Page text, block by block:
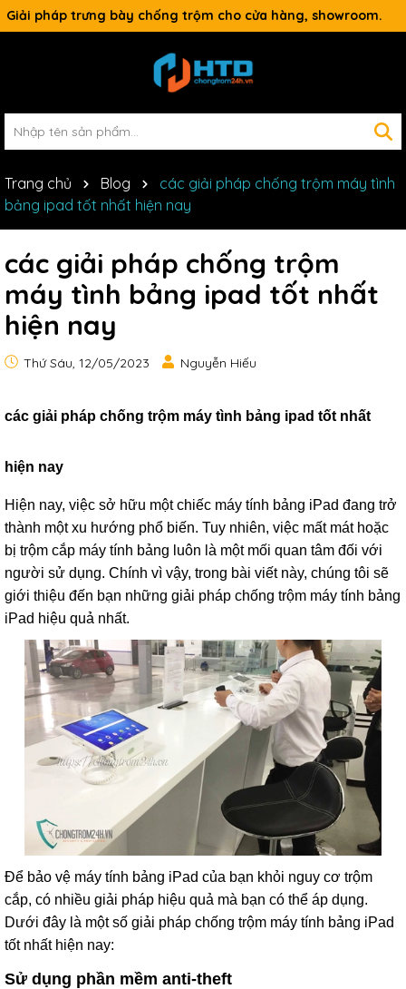
Giải pháp trưng bày chống trộm cho cửa hàng, showroom.
Trang chủ Blog
các giải pháp chống trộm máy tình
bảng ipad tốt nhất hiện nay
các giải pháp chống trộm
máy tình bảng ipad tốt nhất
hiện nay
Thứ Sáu, 12/05/2023 Nguyễn Hiếu
các giải pháp chống trộm máy tình bảng ipad tốt nhất
hiện nay
Hiện nay, việc sở hữu một chiếc máy tính bảng iPad đang trở
thành một xu hướng phổ biến. Tuy nhiên, việc mất mát hoặc
bị trộm cắp máy tính bảng luôn là một mối quan tâm đối với
người sử dụng. Chính vì vậy, trong bài viết này, chúng tôi sẽ
giới thiệu đến bạn những giải pháp chống trộm máy tính bảng
iPad hiệu quả nhất.
Để bảo vệ máy tính bảng iPad của bạn khỏi nguy cơ trộm
cắp, có nhiều giải pháp hiệu quả mà bạn có thể áp dụng.
Dưới đây là một số giải pháp chống trộm máy tính bảng iPad
tốt nhất hiện nay:
Sử dụng phần mềm anti-theft